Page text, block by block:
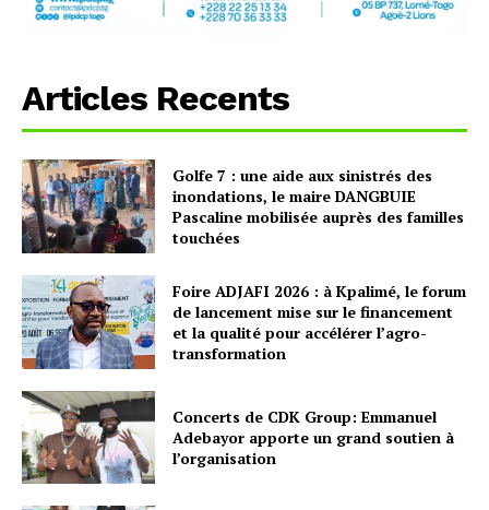
Articles Recents
Golfe 7 : une aide aux sinistrés des
inondations, le maire DANGBUIE
Pascaline mobilisée auprès des familles
touchées
Foire ADJAFI 2026 : à Kpalimé, le forum
de lancement mise sur le financement
et la qualité pour accélérer l’agro-
transformation
Concerts de CDK Group: Emmanuel
Adebayor apporte un grand soutien à
l’organisation